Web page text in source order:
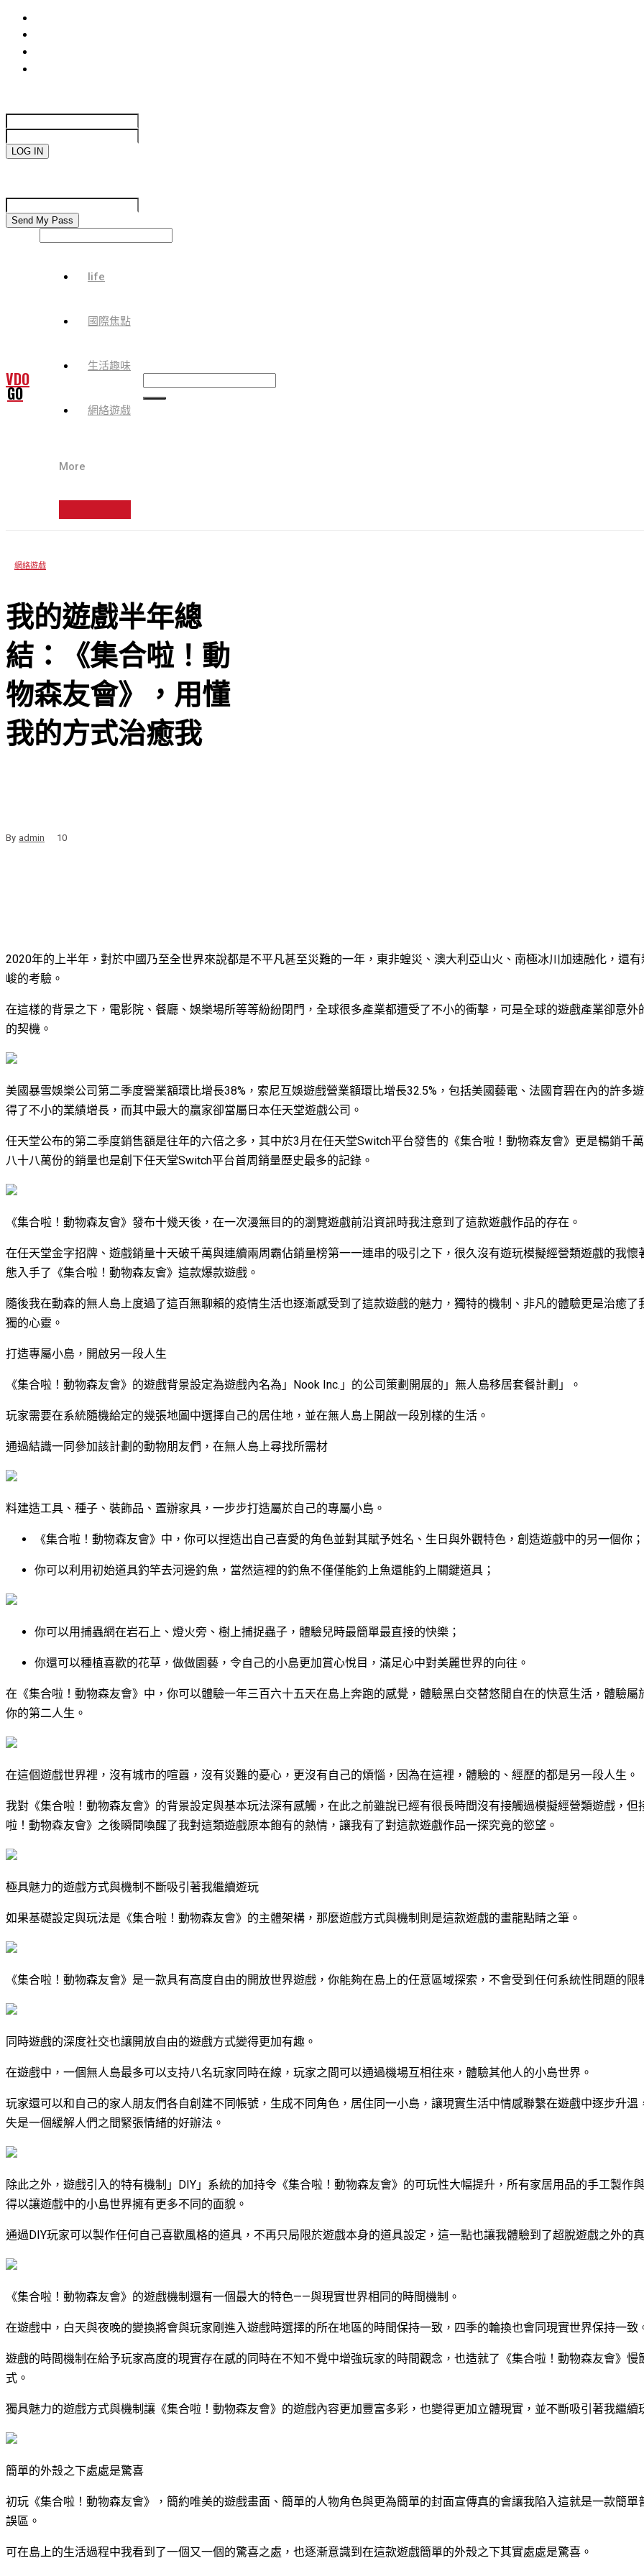
VDO
GO
life
國際焦點
生活趣味
網絡遊戲
More
網絡遊戲
我的遊戲半年總
結：《集合啦！動
物森友會》，用懂
我的方式治癒我
By admin 10
2020年的上半年，對於中國乃至全世界來說都是不平凡甚至災難的一年，東非蝗災、澳大利亞山火、南極冰川加速融化，還
峻的考驗。
在這樣的背景之下，電影院、餐廳、娛樂場所等等紛紛閉門，全球很多產業都遭受了不小的衝擊，可是全球的遊戲產業卻意外
的契機。
美國暴雪娛樂公司第二季度營業額環比增長38%，索尼互娛遊戲營業額環比增長32.5%，包括美國藝電、法國育碧在內的許多
得了不小的業績增長，而其中最大的贏家卻當屬日本任天堂遊戲公司。
任天堂公布的第二季度銷售額是往年的六倍之多，其中於3月在任天堂Switch平台發售的《集合啦！動物森友會》更是暢銷千
八十八萬份的銷量也是創下任天堂Switch平台首周銷量歷史最多的記錄。
《集合啦！動物森友會》發布十幾天後，在一次漫無目的的瀏覽遊戲前沿資訊時我注意到了這款遊戲作品的存在。
在任天堂金字招牌、遊戲銷量十天破千萬與連續兩周霸佔銷量榜第一一連串的吸引之下，很久沒有遊玩模擬經營類遊戲的我懷
態入手了《集合啦！動物森友會》這款爆款遊戲。
隨後我在動森的無人島上度過了這百無聊賴的疫情生活也逐漸感受到了這款遊戲的魅力，獨特的機制、非凡的體驗更是治癒了
獨的心靈。
打造專屬小島，開啟另一段人生
《集合啦！動物森友會》的遊戲背景設定為遊戲內名為」Nook Inc.」的公司策劃開展的」無人島移居套餐計劃」。
玩家需要在系統隨機給定的幾張地圖中選擇自己的居住地，並在無人島上開啟一段別樣的生活。
通過結識一同參加該計劃的動物朋友們，在無人島上尋找所需材
料建造工具、種子、裝飾品、置辦家具，一步步打造屬於自己的專屬小島。
《集合啦！動物森友會》中，你可以捏造出自己喜愛的角色並對其賦予姓名、生日與外觀特色，創造遊戲中的另一個你；
你可以利用初始道具釣竿去河邊釣魚，當然這裡的釣魚不僅僅能釣上魚還能釣上關鍵道具；
你可以用捕蟲網在岩石上、燈火旁、樹上捕捉蟲子，體驗兒時最簡單最直接的快樂；
你還可以種植喜歡的花草，做做園藝，令自己的小島更加賞心悅目，滿足心中對美麗世界的向往。
在《集合啦！動物森友會》中，你可以體驗一年三百六十五天在島上奔跑的感覺，體驗黑白交替悠閒自在的快意生活，體驗屬
你的第二人生。
在這個遊戲世界裡，沒有城市的喧囂，沒有災難的憂心，更沒有自己的煩惱，因為在這裡，體驗的、經歷的都是另一段人生。
我對《集合啦！動物森友會》的背景設定與基本玩法深有感觸，在此之前雖說已經有很長時間沒有接觸過模擬經營類遊戲，但
啦！動物森友會》之後瞬間喚醒了我對這類遊戲原本飽有的熱情，讓我有了對這款遊戲作品一探究竟的慾望。
極具魅力的遊戲方式與機制不斷吸引著我繼續遊玩
如果基礎設定與玩法是《集合啦！動物森友會》的主體架構，那麼遊戲方式與機制則是這款遊戲的畫龍點睛之筆。
《集合啦！動物森友會》是一款具有高度自由的開放世界遊戲，你能夠在島上的任意區域探索，不會受到任何系統性問題的限
同時遊戲的深度社交也讓開放自由的遊戲方式變得更加有趣。
在遊戲中，一個無人島最多可以支持八名玩家同時在線，玩家之間可以通過機場互相往來，體驗其他人的小島世界。
玩家還可以和自己的家人朋友們各自創建不同帳號，生成不同角色，居住同一小島，讓現實生活中情感聯繫在遊戲中逐步升溫
失是一個緩解人們之間緊張情緒的好辦法。
除此之外，遊戲引入的特有機制」DIY」系統的加持令《集合啦！動物森友會》的可玩性大幅提升，所有家居用品的手工製作
得以讓遊戲中的小島世界擁有更多不同的面貌。
通過DIY玩家可以製作任何自己喜歡風格的道具，不再只局限於遊戲本身的道具設定，這一點也讓我體驗到了超脫遊戲之外的
《集合啦！動物森友會》的遊戲機制還有一個最大的特色——與現實世界相同的時間機制。
在遊戲中，白天與夜晚的變換將會與玩家剛進入遊戲時選擇的所在地區的時間保持一致，四季的輪換也會同現實世界保持一致
遊戲的時間機制在給予玩家高度的現實存在感的同時在不知不覺中增強玩家的時間觀念，也造就了《集合啦！動物森友會》慢
式。
獨具魅力的遊戲方式與機制讓《集合啦！動物森友會》的遊戲內容更加豐富多彩，也變得更加立體現實，並不斷吸引著我繼續
簡單的外殼之下處處是驚喜
初玩《集合啦！動物森友會》，簡約唯美的遊戲畫面、簡單的人物角色與更為簡單的封面宣傳真的會讓我陷入這就是一款簡單
誤區。
可在島上的生活過程中我看到了一個又一個的驚喜之處，也逐漸意識到在這款遊戲簡單的外殼之下其實處處是驚喜。